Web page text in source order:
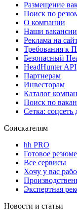
Размещение
Поиск по
О компании
Наши вакансии
Реклама на
Требования к
Безопасный
HeadHunter API
Партнерам
Инвесторам
Каталог
Поиск по
Сетка: соцсеть
Соискателям
hh PRO
Готовое резюме
Все сервисы
Хочу у вас
Экспертная
Новости и статьи